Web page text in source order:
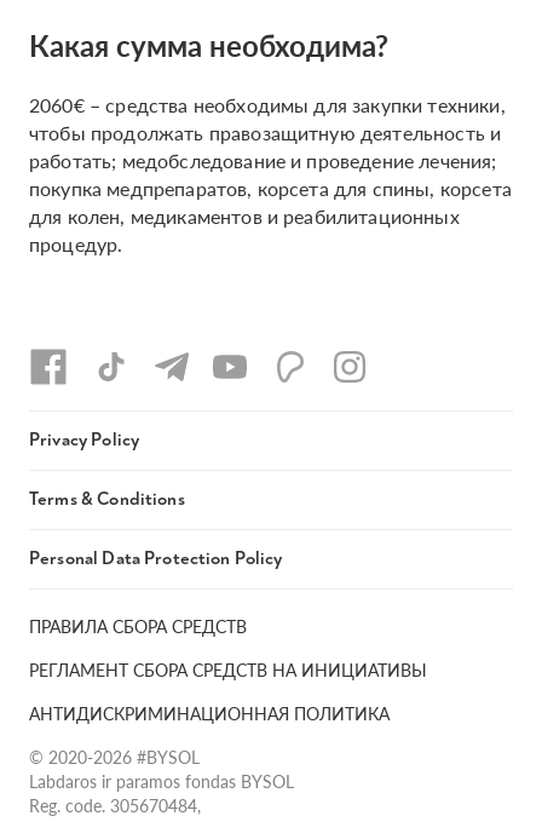
Какая сумма необходима?
2060€ – средства необходимы для закупки техники,
чтобы продолжать правозащитную деятельность и
работать; медобследование и проведение лечения;
покупка медпрепаратов, корсета для спины, корсета
для колен, медикаментов и реабилитационных
процедур.
ПРАВИЛА СБОРА СРЕДСТВ
РЕГЛАМЕНТ СБОРА СРЕДСТВ НА ИНИЦИАТИВЫ
АНТИДИСКРИМИНАЦИОННАЯ ПОЛИТИКА
© 2020-2026 #BYSOL
Labdaros ir paramos fondas BYSOL
Reg. code. 305670484,
Privacy Policy
Terms & Conditions
Personal Data Protection Policy